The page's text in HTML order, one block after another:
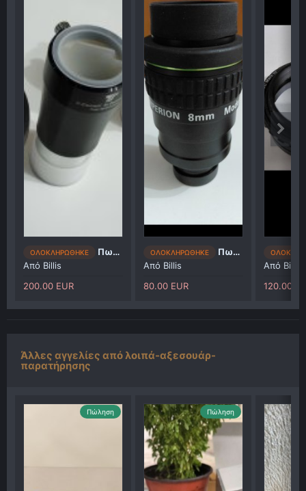
ΟΛΟΚΛΗΡΩΘΗΚΕ
Πωλούνται διάφορα
Από Billis
200.00 EUR
ΟΛΟΚΛΗΡΩΘΗΚΕ
Πωλείται προσοφθαλμιο
Από Billis
80.00 EUR
Από Billis
120.00
Άλλες αγγελίες από λοιπά-αξεσουάρ-
παρατήρησης
Πώληση Πώληση